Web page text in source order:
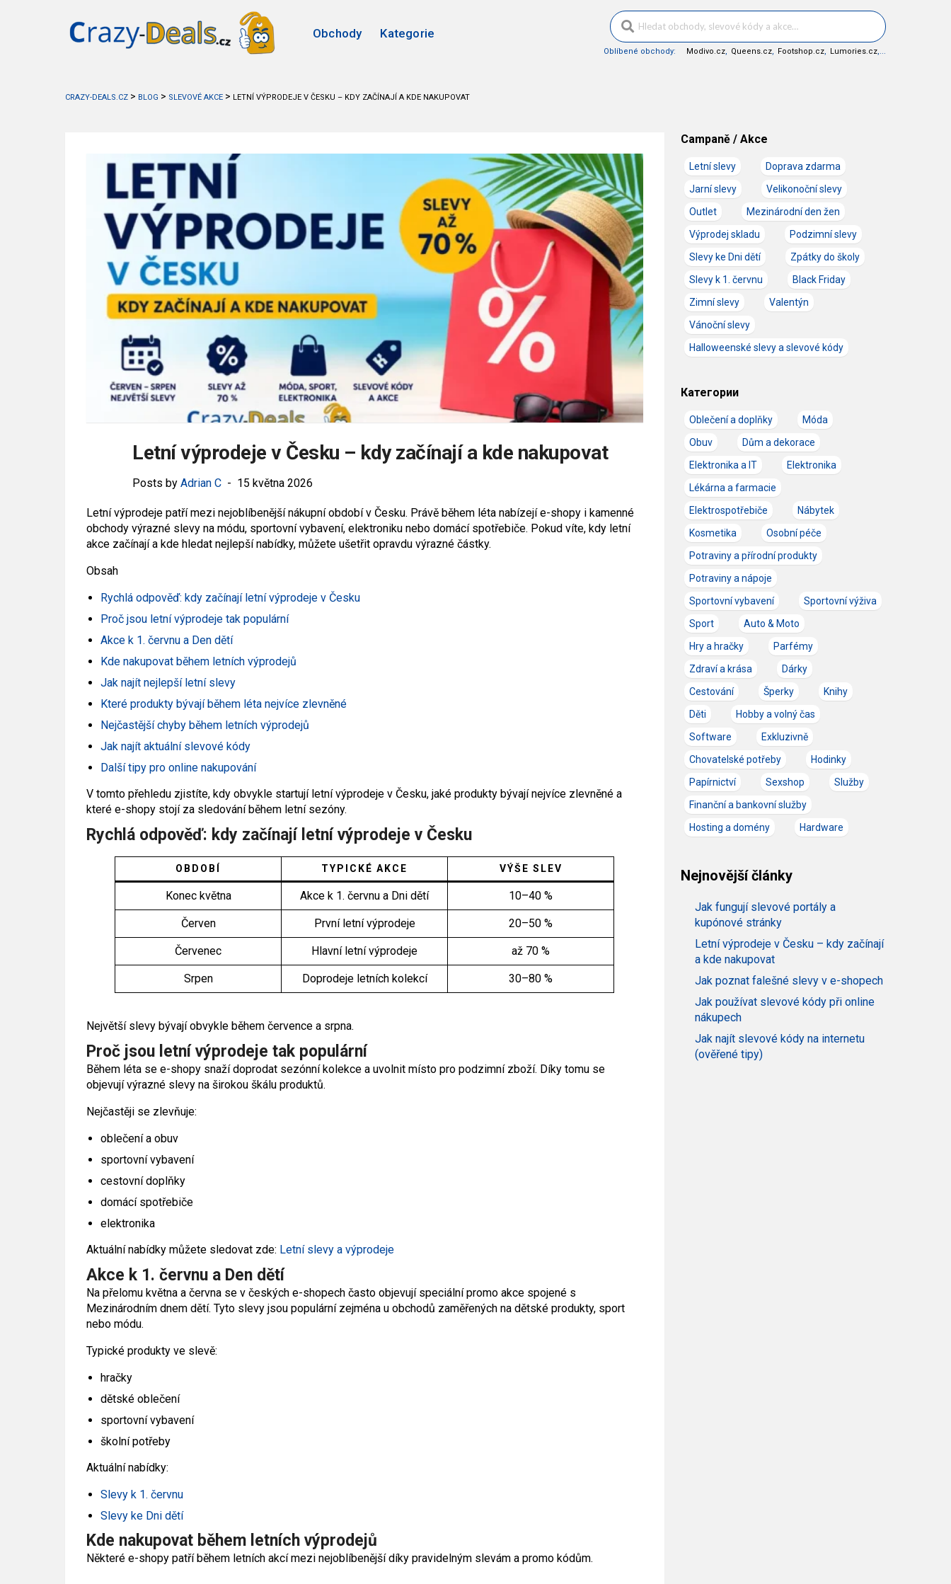
Obchody Kategorie
Oblíbené obchody: Modivo.cz, Queens.cz, Footshop.cz, Lumories.cz,...
CRAZY-DEALS.CZ > BLOG > SLEVOVÉ AKCE > LETNÍ VÝPRODEJE V ČESKU – KDY ZAČÍNAJÍ A KDE NAKUPOVAT
Letní výprodeje v Česku – kdy začínají a kde nakupovat
Posts by Adrian C 15 května 2026
Letní výprodeje patří mezi nejoblíbenější nákupní období v Česku. Právě během léta nabízejí e-shopy i kamenné
obchody výrazné slevy na módu, sportovní vybavení, elektroniku nebo domácí spotřebiče. Pokud víte, kdy letní
akce začínají a kde hledat nejlepší nabídky, můžete ušetřit opravdu výrazné částky.
Obsah
Rychlá odpověď: kdy začínají letní výprodeje v Česku
Proč jsou letní výprodeje tak populární
Akce k 1. červnu a Den dětí
Kde nakupovat během letních výprodejů
Jak najít nejlepší letní slevy
Které produkty bývají během léta nejvíce zlevněné
Nejčastější chyby během letních výprodejů
Jak najít aktuální slevové kódy
Další tipy pro online nakupování
V tomto přehledu zjistíte, kdy obvykle startují letní výprodeje v Česku, jaké produkty bývají nejvíce zlevněné a
které e-shopy stojí za sledování během letní sezóny.
Rychlá odpověď: kdy začínají letní výprodeje v Česku
OBDOBÍ TYPICKÉ AKCE VÝŠE SLEV
Konec května Akce k 1. červnu a Dni dětí 10–40 %
Červen První letní výprodeje 20–50 %
Červenec Hlavní letní výprodeje až 70 %
Srpen Doprodeje letních kolekcí 30–80 %
Největší slevy bývají obvykle během července a srpna.
Proč jsou letní výprodeje tak populární
Během léta se e-shopy snaží doprodat sezónní kolekce a uvolnit místo pro podzimní zboží. Díky tomu se
objevují výrazné slevy na širokou škálu produktů.
Nejčastěji se zlevňuje:
oblečení a obuv
sportovní vybavení
cestovní doplňky
domácí spotřebiče
elektronika
Aktuální nabídky můžete sledovat zde: Letní slevy a výprodeje
Akce k 1. červnu a Den dětí
Na přelomu května a června se v českých e-shopech často objevují speciální promo akce spojené s
Mezinárodním dnem dětí. Tyto slevy jsou populární zejména u obchodů zaměřených na dětské produkty, sport
nebo módu.
Typické produkty ve slevě:
hračky
dětské oblečení
sportovní vybavení
školní potřeby
Aktuální nabídky:
Slevy k 1. červnu
Slevy ke Dni dětí
Kde nakupovat během letních výprodejů
Některé e-shopy patří během letních akcí mezi nejoblíbenější díky pravidelným slevám a promo kódům.
Campaně / Akce
Letní slevy
Doprava zdarma
Jarní slevy
Velikonoční slevy
Outlet
Mezinárodní den žen
Výprodej skladu
Podzimní slevy
Slevy ke Dni dětí
Zpátky do školy
Slevy k 1. červnu
Black Friday
Zimní slevy
Valentýn
Vánoční slevy
Halloweenské slevy a slevové kódy
Категории
Oblečení a doplňky
Móda
Obuv
Dům a dekorace
Elektronika a IT
Elektronika
Lékárna a farmacie
Elektrospotřebiče
Nábytek
Kosmetika
Osobní péče
Potraviny a přírodní produkty
Potraviny a nápoje
Sportovní vybavení
Sportovní výživa
Sport
Auto & Moto
Hry a hračky
Parfémy
Zdraví a krása
Dárky
Cestování
Šperky
Knihy
Děti
Hobby a volný čas
Software
Exkluzivně
Chovatelské potřeby
Hodinky
Papírnictví
Sexshop
Služby
Finanční a bankovní služby
Hosting a domény
Hardware
Nejnovější články
Jak fungují slevové portály a
kupónové stránky
Letní výprodeje v Česku – kdy začínají
a kde nakupovat
Jak poznat falešné slevy v e-shopech
Jak používat slevové kódy při online
nákupech
Jak najít slevové kódy na internetu
(ověřené tipy)